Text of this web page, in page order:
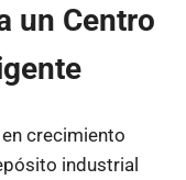
un Centro
crecimiento
industrial